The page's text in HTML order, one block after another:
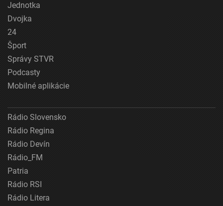
Jednotka
Dvojka
24
Šport
Správy STVR
Podcasty
Mobilné aplikácie
Rádio Slovensko
Rádio Regina
Rádio Devín
Rádio_FM
Patria
Rádio RSI
Rádio Litera